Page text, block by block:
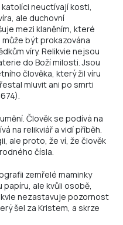
neuctívají kosti,
ale duchovní
mezi klaněním, které
být prokazována
víry. Relikvie nejsou
do Boží milosti. Jsou
člověka, který žil víru
mluvit ani po smrti
Člověk se podívá na
na relikviář a vidí příběh.
ale proto, že ví, že člověk
čísla.
zemřelé maminky
ale kvůli osobě,
nezastavuje pozornost
šel za Kristem, a skrze